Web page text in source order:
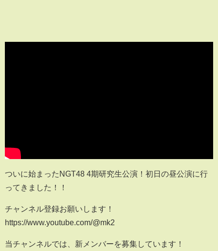
ついに始まったNGT48 4期研究生公演！初日の昼公演に行
ってきました！！
チャンネル登録お願いします！
https://www.youtube.com/@mk2
当チャンネルでは、新メンバーを募集しています！